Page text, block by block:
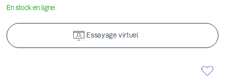
En stock en ligne
Essayage virtuel